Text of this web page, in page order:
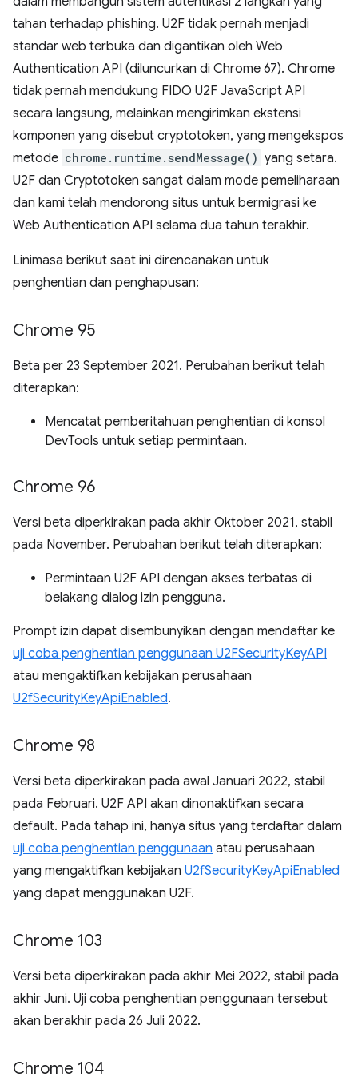
tahan terhadap phishing. U2F tidak pernah menjadi
standar web terbuka dan digantikan oleh Web
Authentication API (diluncurkan di Chrome 67). Chrome
tidak pernah mendukung FIDO U2F JavaScript API
secara langsung, melainkan mengirimkan ekstensi
komponen yang disebut cryptotoken, yang mengekspos
metode chrome.runtime.sendMessage() yang setara.
U2F dan Cryptotoken sangat dalam mode pemeliharaan
dan kami telah mendorong situs untuk bermigrasi ke
Web Authentication API selama dua tahun terakhir.
Linimasa berikut saat ini direncanakan untuk
penghentian dan penghapusan:
Chrome 95
Beta per 23 September 2021. Perubahan berikut telah
diterapkan:
Mencatat pemberitahuan penghentian di konsol
DevTools untuk setiap permintaan.
Chrome 96
Versi beta diperkirakan pada akhir Oktober 2021, stabil
pada November. Perubahan berikut telah diterapkan:
Permintaan U2F API dengan akses terbatas di
belakang dialog izin pengguna.
Prompt izin dapat disembunyikan dengan mendaftar ke
uji coba penghentian penggunaan U2FSecurityKeyAPI
atau mengaktifkan kebijakan perusahaan
U2fSecurityKeyApiEnabled.
Chrome 98
Versi beta diperkirakan pada awal Januari 2022, stabil
pada Februari. U2F API akan dinonaktifkan secara
default. Pada tahap ini, hanya situs yang terdaftar dalam
uji coba penghentian penggunaan atau perusahaan
yang mengaktifkan kebijakan U2fSecurityKeyApiEnabled
yang dapat menggunakan U2F.
Chrome 103
Versi beta diperkirakan pada akhir Mei 2022, stabil pada
akhir Juni. Uji coba penghentian penggunaan tersebut
akan berakhir pada 26 Juli 2022.
Chrome 104